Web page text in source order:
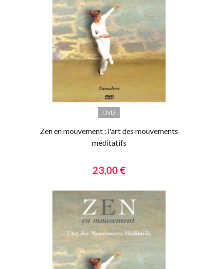
DVD
Zen en mouvement : l'art des mouvements
méditatifs
23,00 €